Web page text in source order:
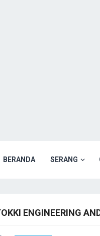
BERANDA SERANG
ENGINEERING